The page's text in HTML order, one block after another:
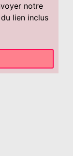
notre
lien inclus